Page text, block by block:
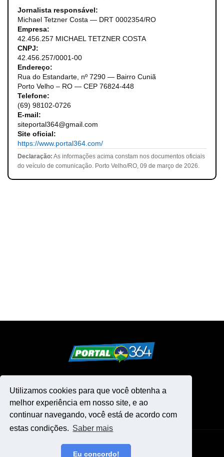
Utilizamos cookies para que você obtenha a
melhor experiência em nosso site, e ao
continuar navegando, você está de acordo com
estas condições. Saber mais
Eu concordo!
Jornalista responsável:
Michael Tetzner Costa — DRT 0002354/RO
Empresa:
42.456.257 MICHAEL TETZNER COSTA
CNPJ:
42.456.257/0001-00
Endereço:
Rua do Estandarte, nº 7290 — Bairro Cuniã
Porto Velho – RO — CEP 76824-448
Telefone:
(69) 98102-0726
E-mail:
siteportal364@gmail.com
Site oficial:
https://www.portal364.com/
Declaração: As informações acima constam nos documentos oficiais
do veículo de comunicação. Porto Velho/RO, 09 de março de 2026.
Blogger Templates